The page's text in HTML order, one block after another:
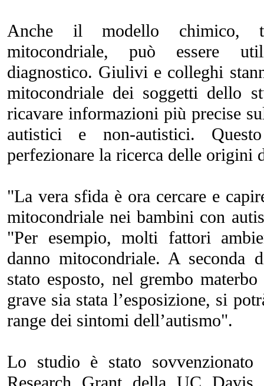
Anche il modello chimico,
mitocondriale, può essere
diagnostico. Giulivi e colleghi
mitocondriale dei soggetti dello
ricavare informazioni più precise
autistici e non-autistici.
perfezionare la ricerca delle origini
"La vera sfida è ora cercare e
mitocondriale nei bambini con
"Per esempio, molti fattori
danno mitocondriale. A seconda
stato esposto, nel grembo
grave sia stata l’esposizione, si
range dei sintomi dell’autismo".
Lo studio è stato